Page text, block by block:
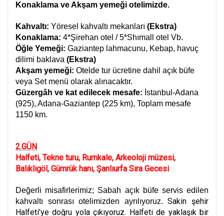
Konaklama ve Akşam yemeği otelimizde.
Kahvaltı: Yöresel kahvaltı mekanları (Ekstra)
Konaklama: 4*Şirehan otel / 5*Shımall otel Vb.
Öğle Yemeği: Gaziantep lahmacunu, Kebap, havuç
dilimi baklava (Ekstra)
Akşam yemeği: Otelde tur ücretine dahil açık büfe
veya Set menü olarak alınacaktır.
Güzergâh ve kat edilecek mesafe: İstanbul-Adana
(925), Adana-Gaziantep (225 km), Toplam mesafe
1150 km.
2.GÜN
Halfeti, Tekne turu, Rumkale, Arkeoloji müzesi,
Balıklıgöl, Gümrük hanı, Şanlıurfa Sıra Gecesi
Değerli misafirlerimiz; Sabah açık büfe servis edilen
kahvaltı sonrası otelimizden ayrılıyoruz.Sakin şehir
Halfeti’ye doğru yola çıkıyoruz. Halfeti de yaklaşık bir